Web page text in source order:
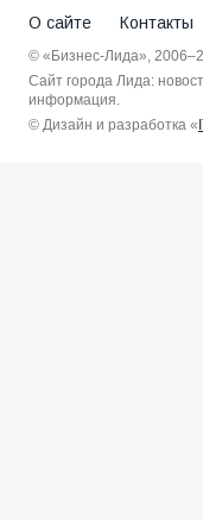
О сайте Контакты
© «Бизнес-Лида»,
Сайт города Лида:
информация.
© Дизайн и разработка «